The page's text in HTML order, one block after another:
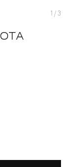
1 / 3